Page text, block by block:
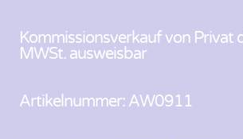
Kommissionsverkauf von Privat
MWSt. ausweisbar
Artikelnummer: AW0911